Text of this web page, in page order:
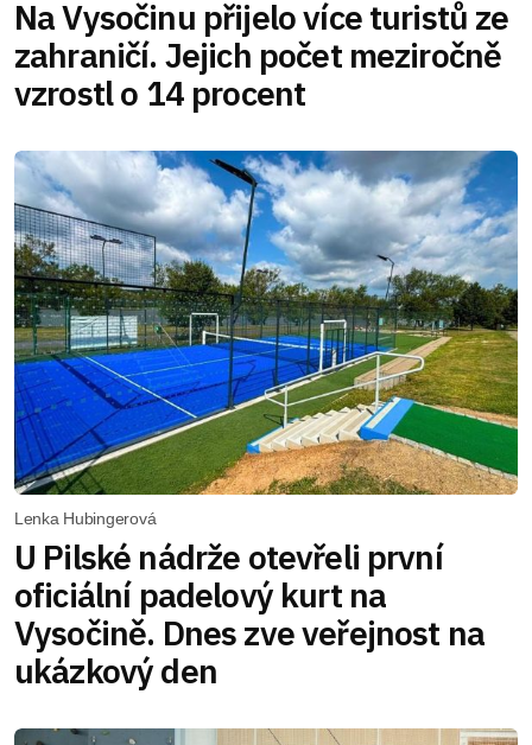
Na Vysočinu přijelo více turistů ze
zahraničí. Jejich počet meziročně
vzrostl o 14 procent
Lenka Hubingerová
U Pilské nádrže otevřeli první
oficiální padelový kurt na
Vysočině. Dnes zve veřejnost na
ukázkový den